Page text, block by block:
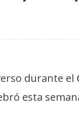
durante el
esta